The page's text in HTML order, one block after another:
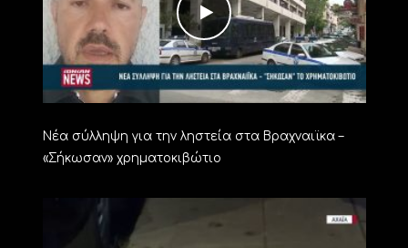
Νέα σύλληψη για την ληστεία στα Βραχναιϊκα –
«Σήκωσαν» χρηματοκιβώτιο